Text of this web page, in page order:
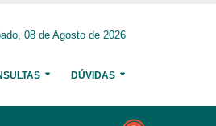
08 de Agosto de 2026
DÚVIDAS